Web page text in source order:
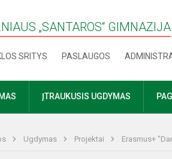
„SANTAROS“ GIMNAZIJA
SRITYS PASLAUGOS
ĮTRAUKUSIS UGDYMAS
Ugdymas Projektai Erasmus+